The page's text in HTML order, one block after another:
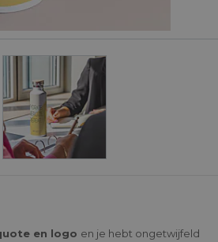
en logo en je hebt ongetwijfeld